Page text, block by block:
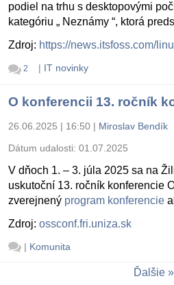
podiel na trhu s desktopovými
kategóriu „ Neznámy “, ktorá
Zdroj: https://news.itsfoss.com/
2 | IT novinky
O konferencii 13. ročník
26.06.2025 | 16:50 | Miroslav Bendík
Dátum udalosti: 01.07.2025
V dňoch 1. – 3. júla 2025 sa na
uskutoční 13. ročník konferencie
zverejnený program konferencie
Zdroj: ossconf.fri.uniza.sk
| Komunita
Ďalšie